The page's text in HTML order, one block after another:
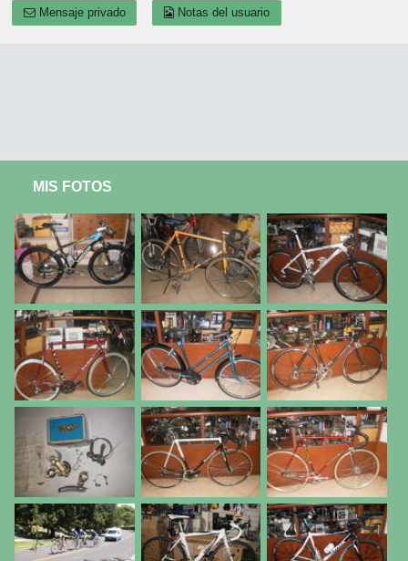
Mensaje privado Notas del usuario
MIS FOTOS